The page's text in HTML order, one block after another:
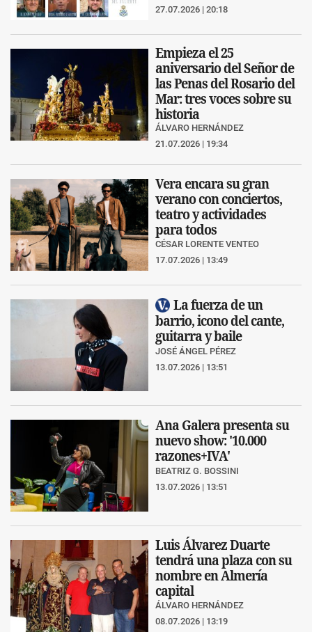
27.07.2026 | 20:18
Empieza el 25
aniversario del Señor de
las Penas del Rosario del
Mar: tres voces sobre su
historia
ÁLVARO HERNÁNDEZ
21.07.2026 | 19:34
Vera encara su gran
verano con conciertos,
teatro y actividades
para todos
CÉSAR LORENTE VENTEO
17.07.2026 | 13:49
La fuerza de un
barrio, icono del cante,
guitarra y baile
JOSÉ ÁNGEL PÉREZ
13.07.2026 | 13:51
Ana Galera presenta su
nuevo show: '10.000
razones+IVA'
BEATRIZ G. BOSSINI
13.07.2026 | 13:51
Luis Álvarez Duarte
tendrá una plaza con su
nombre en Almería
capital
ÁLVARO HERNÁNDEZ
08.07.2026 | 13:19